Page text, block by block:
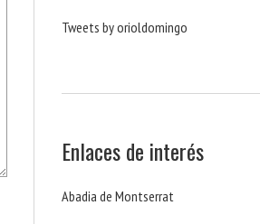
Tweets by orioldomingo
Enlaces de interés
Abadia de Montserrat